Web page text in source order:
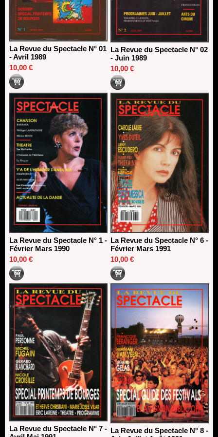
La Revue du Spectacle N° 01
- Avril 1989
10,00 €
La Revue du Spectacle N° 02
- Juin 1989
10,00 €
La Revue du Spectacle N° 1 -
Février Mars 1990
10,00 €
La Revue du Spectacle N° 6 -
Février Mars 1991
10,00 €
La Revue du Spectacle N° 7 - La Revue du Spectacle N° 8 -